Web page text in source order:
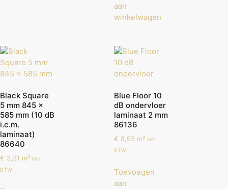
aan
winkelwagen
Black Square
5 mm 845 x
585 mm (10 dB
i.c.m.
laminaat)
86640
€ 3,31 m² incl.
BTW
Blue Floor 10
dB ondervloer
laminaat 2 mm
86136
€ 8,93 m² incl.
BTW
Toevoegen
aan